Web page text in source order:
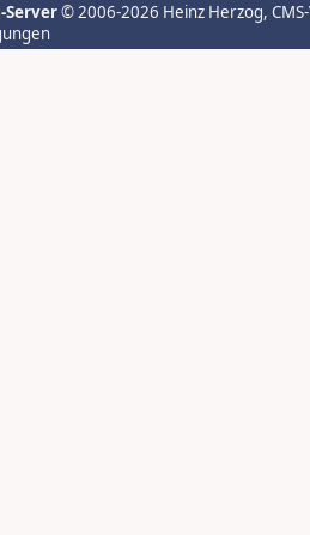
Server© 2006-2026 Heinz Herzog,